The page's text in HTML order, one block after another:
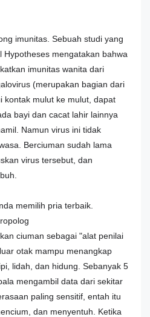
imunitas. Sebuah studi yang
mengatakan bahwa
imunitas wanita dari
(merupakan bagian dari
kontak mulut ke mulut, dapat
bayi dan cacat lahir lainnya
Namun virus ini tidak
Berciuman sudah lama
virus tersebut, dan
memilih pria terbaik.
ciuman sebagai "alat penilai
otak mampu menangkap
lidah, dan hidung. Sebanyak 5
mengambil data dari sekitar
paling sensitif, entah itu
dan menyentuh. Ketika